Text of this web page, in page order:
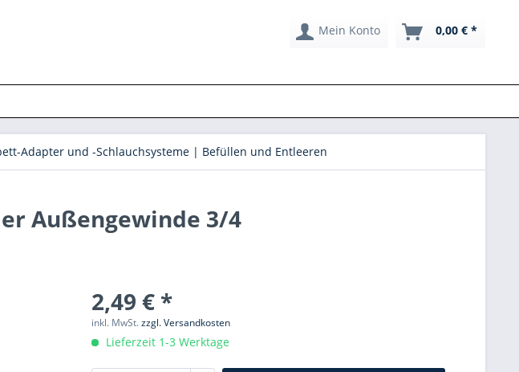
Mein Konto 0,00 € *
Adapter und -Schlauchsysteme | Befüllen und Entleeren
Außengewinde 3/4
2,49 € *
inkl. MwSt.zzgl. Versandkosten
Lieferzeit 1-3 Werktage